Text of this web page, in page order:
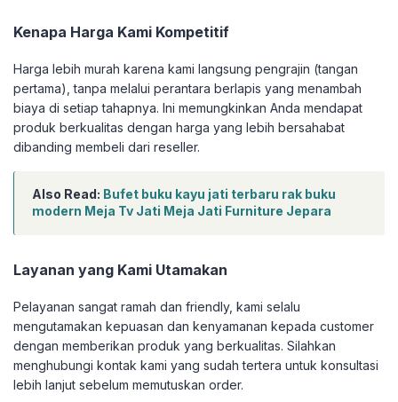
Kenapa Harga Kami Kompetitif
Harga lebih murah karena kami langsung pengrajin (tangan
pertama), tanpa melalui perantara berlapis yang menambah
biaya di setiap tahapnya. Ini memungkinkan Anda mendapat
produk berkualitas dengan harga yang lebih bersahabat
dibanding membeli dari reseller.
Also Read: Bufet buku kayu jati terbaru rak buku
modern Meja Tv Jati Meja Jati Furniture Jepara
Layanan yang Kami Utamakan
Pelayanan sangat ramah dan friendly, kami selalu
mengutamakan kepuasan dan kenyamanan kepada customer
dengan memberikan produk yang berkualitas. Silahkan
menghubungi kontak kami yang sudah tertera untuk konsultasi
lebih lanjut sebelum memutuskan order.